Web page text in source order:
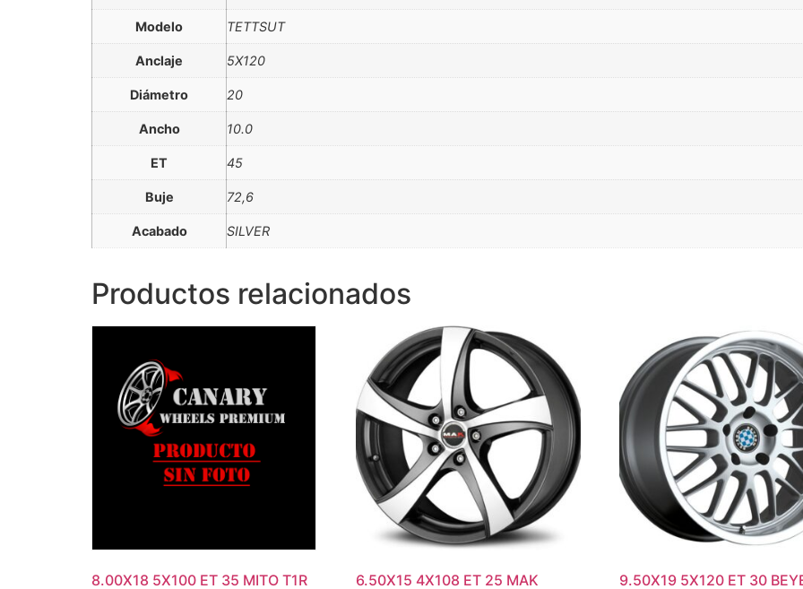
Modelo TETTSUT
Anclaje 5X120
Diámetro 20
Ancho 10.0
ET 45
Buje 72,6
Acabado SILVER
Productos relacionados
8.00X18 5X100 ET 35 MITO T1R
6.50X15 4X108 ET 25 MAK
9.50X19 5X120 ET 30